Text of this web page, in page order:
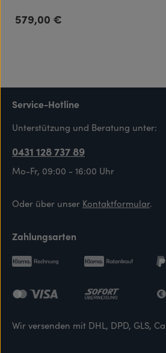
Regulärer Preis:
579,00 €
Service-Hotline
Unterstützung und Beratung unter:
0431 128 737 89
Mo-Fr, 09:00 - 16:00 Uhr
Oder über unser Kontaktformular.
Zahlungsarten
Wir versenden mit DHL, DPD, GLS,